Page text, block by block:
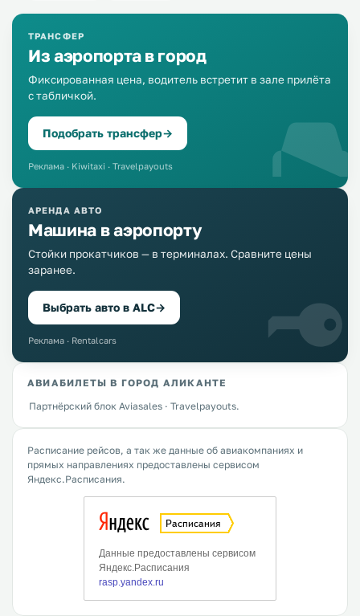
ТРАНСФЕР
Из аэропорта в город
Фиксированная цена, водитель встретит в зале прилёта
с табличкой.
Подобрать трансфер→
Реклама · Kiwitaxi · Travelpayouts
АРЕНДА АВТО
Машина в аэропорту
Стойки прокатчиков — в терминалах. Сравните цены
заранее.
Выбрать авто в ALC→
Реклама · Rentalcars
АВИАБИЛЕТЫ В ГОРОД АЛИКАНТЕ
Партнёрский блок Aviasales · Travelpayouts.
Расписание рейсов, а так же данные об авиакомпаниях и
прямых направлениях предоставлены сервисом
Яндекс.Расписания.